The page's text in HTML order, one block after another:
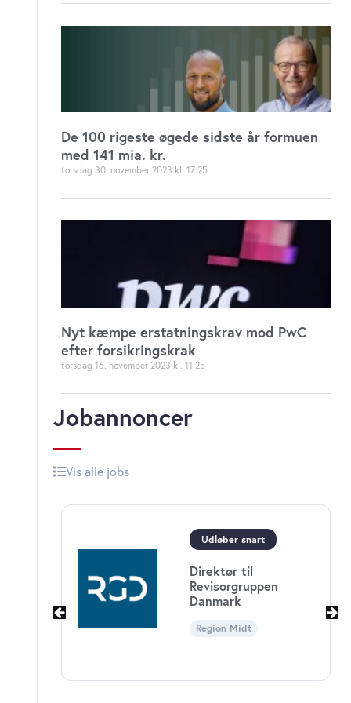
De 100 rigeste øgede sidste år formuen
med 141 mia. kr.
torsdag 30. november 2023 17:25
Nyt kæmpe erstatningskrav mod PwC
efter forsikringskrak
torsdag 16. november 2023 11:25
Jobannoncer
Vis alle jobs
Økonomichef til
Børne-og
Ungdomsforvaltningen
i Københavns
Kommune